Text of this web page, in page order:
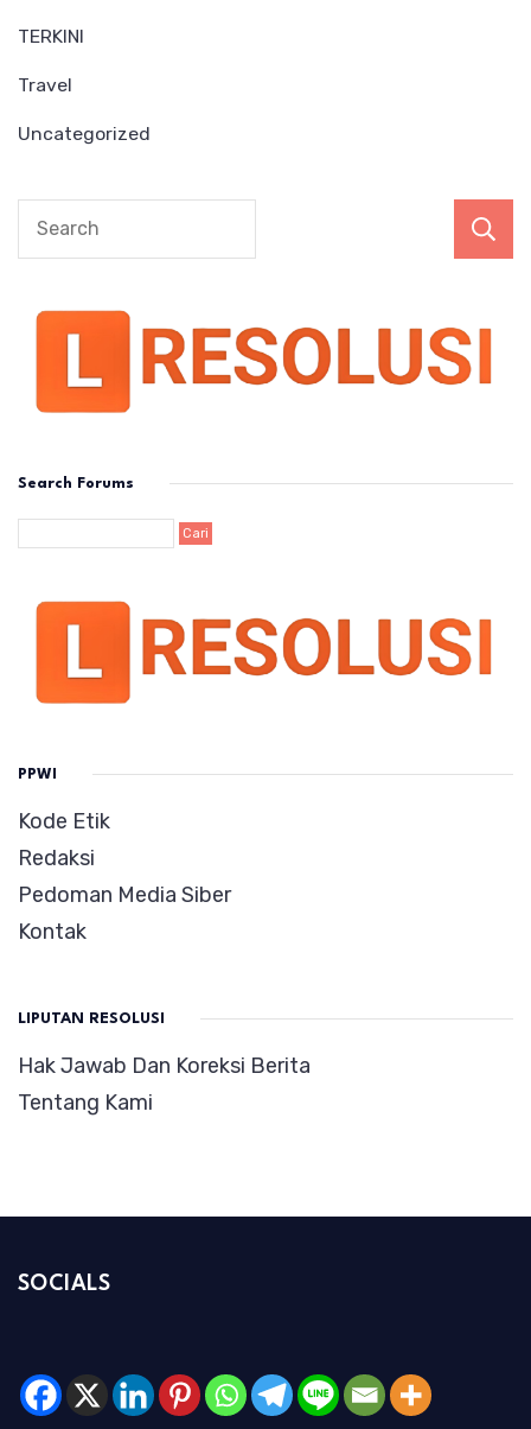
TERKINI
Travel
Uncategorized
Search Forums
PPWI
Kode Etik
Redaksi
Pedoman Media Siber
Kontak
LIPUTAN RESOLUSI
Hak Jawab Dan Koreksi Berita
Tentang Kami
SOCIALS